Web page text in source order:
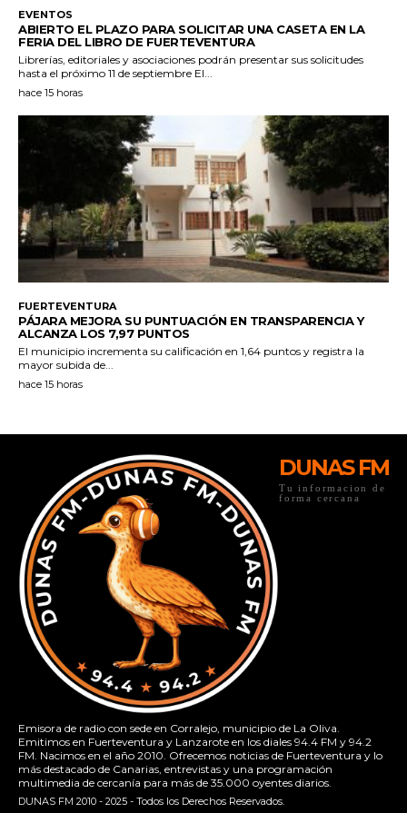
DUNAS FM
Tu informacion de
forma cercana
Emisora de radio con sede en Corralejo, municipio de La Oliva.
Emitimos en Fuerteventura y Lanzarote en los diales 94.4 FM y 94.2
FM. Nacimos en el año 2010. Ofrecemos noticias de Fuerteventura y lo
más destacado de Canarias, entrevistas y una programación
multimedia de cercanía para más de 35.000 oyentes diarios.
DUNAS FM 2010 - 2025 - Todos los Derechos Reservados.